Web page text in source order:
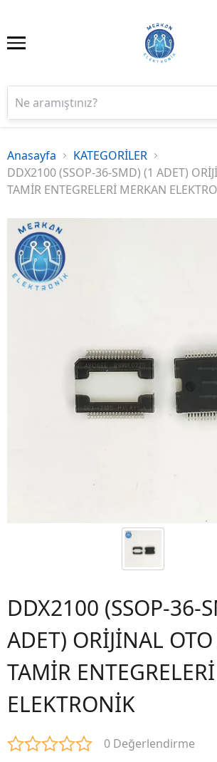
Anasayfa
KATEGORİLER
DDX2100 (SSOP-36-SMD) (1 ADET)
TAMİR ENTEGRELERİ MERKAN
DDX2100 (SSOP-36-
ADET) ORİJİNAL
TAMİR
ELEKTRONİK
0 Değerlendirme